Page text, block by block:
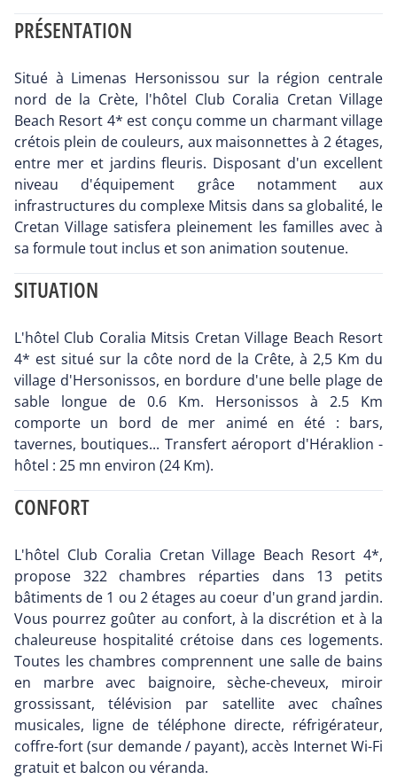
PRÉSENTATION
Situé à Limenas Hersonissou sur la région centrale
nord de la Crète, l'hôtel Club Coralia Cretan Village
Beach Resort 4* est conçu comme un charmant village
crétois plein de couleurs, aux maisonnettes à 2 étages,
entre mer et jardins fleuris. Disposant d'un excellent
niveau d'équipement grâce notamment aux
infrastructures du complexe Mitsis dans sa globalité, le
Cretan Village satisfera pleinement les familles avec à
sa formule tout inclus et son animation soutenue.
SITUATION
L'hôtel Club Coralia Mitsis Cretan Village Beach Resort
4* est situé sur la côte nord de la Crête, à 2,5 Km du
village d'Hersonissos, en bordure d'une belle plage de
sable longue de 0.6 Km. Hersonissos à 2.5 Km
comporte un bord de mer animé en été : bars,
tavernes, boutiques... Transfert aéroport d'Héraklion -
hôtel : 25 mn environ (24 Km).
CONFORT
L'hôtel Club Coralia Cretan Village Beach Resort 4*,
propose 322 chambres réparties dans 13 petits
bâtiments de 1 ou 2 étages au coeur d'un grand jardin.
Vous pourrez goûter au confort, à la discrétion et à la
chaleureuse hospitalité crétoise dans ces logements.
Toutes les chambres comprennent une salle de bains
en marbre avec baignoire, sèche-cheveux, miroir
grossissant, télévision par satellite avec chaînes
musicales, ligne de téléphone directe, réfrigérateur,
coffre-fort (sur demande / payant), accès Internet Wi-Fi
gratuit et balcon ou véranda.